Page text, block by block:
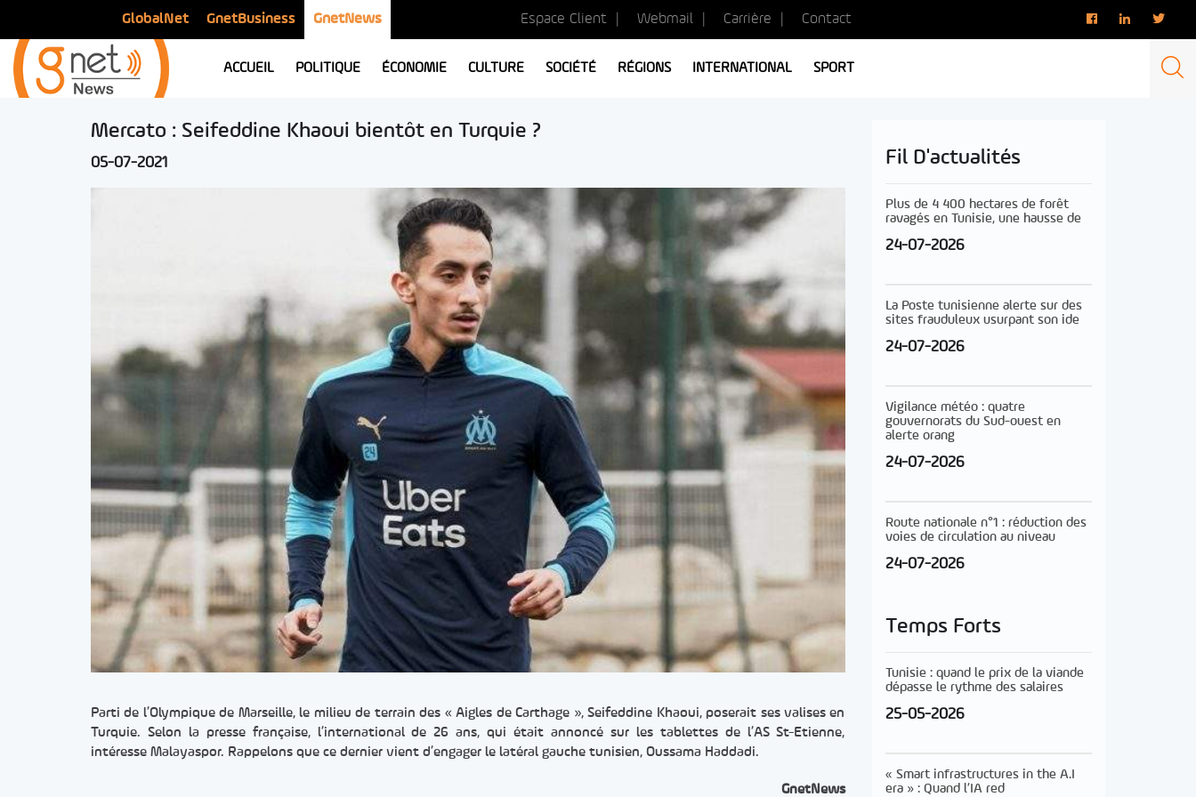
GlobalNet GnetBusiness GnetNews Espace Client Webmail Carrière Contact
ACCUEIL POLITIQUE ÉCONOMIE CULTURE SOCIÉTÉ RÉGIONS INTERNATIONAL SPORT
Mercato : Seifeddine Khaoui bientôt en Turquie ?
05-07-2021
Parti de l’Olympique de Marseille, le milieu de terrain des « Aigles de Carthage », Seifeddine Khaoui, poserait ses valises en
Turquie. Selon la presse française, l’international de 26 ans, qui était annoncé sur les tablettes de l’AS St-Etienne,
intéresse Malayaspor. Rappelons que ce dernier vient d’engager le latéral gauche tunisien, Oussama Haddadi.
GnetNews
Fil D'actualités
Plus de 4 400 hectares de forêt
ravagés en Tunisie, une hausse de
24-07-2026
La Poste tunisienne alerte sur des
sites frauduleux usurpant son ide
24-07-2026
Vigilance météo : quatre
gouvernorats du Sud-ouest en
alerte orang
24-07-2026
Route nationale n°1 : réduction des
voies de circulation au niveau
24-07-2026
Temps Forts
Tunisie : quand le prix de la viande
dépasse le rythme des salaires
25-05-2026
« Smart infrastructures in the A.I
era » : Quand l’IA red